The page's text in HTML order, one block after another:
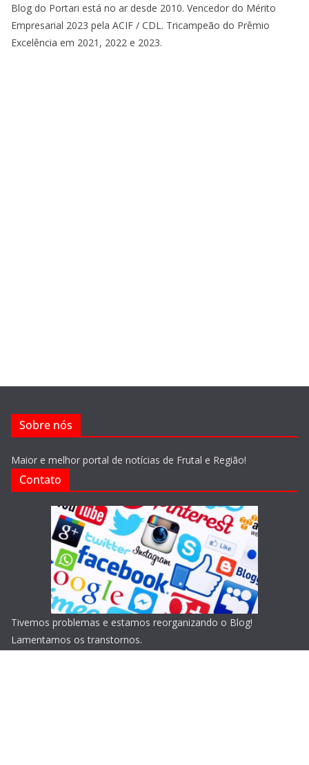
Blog do Portari está no ar desde 2010. Vencedor do Mérito
Empresarial 2023 pela ACIF / CDL. Tricampeão do Prêmio
Excelência em 2021, 2022 e 2023.
Sobre nós
Maior e melhor portal de notícias de Frutal e Região!
Contato
Tivemos problemas e estamos reorganizando o Blog!
Lamentamos os transtornos.